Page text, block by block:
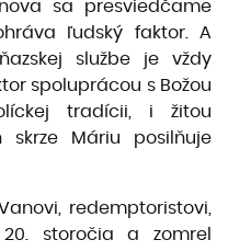
sa presviedčame
ľudský faktor. A
službe je vždy
spoluprácou s Božou
tradícii, i žitou
skrze Máriu posilňuje
redemptoristovi,
storočia a zomrel